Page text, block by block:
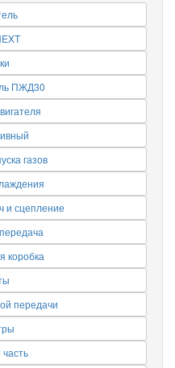
ПЖД30
газов
и сцепление
коробка
передачи